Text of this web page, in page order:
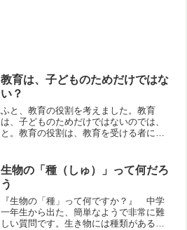
教育は、子どものためだけではな
い？
ふと、教育の役割を考えました。教育
は、子どものためだけではないのでは、
と。教育の役割は、教育を受ける者にと
だ、その社会全体の文化水準を維持、向
上させる、というのもあるので...
生物の「種（しゅ）」って何だろ
う
『生物の「種」って何ですか？』 中学
一年生から出た、簡単なようで非常に難
しい質問です。生き物には種類がある。